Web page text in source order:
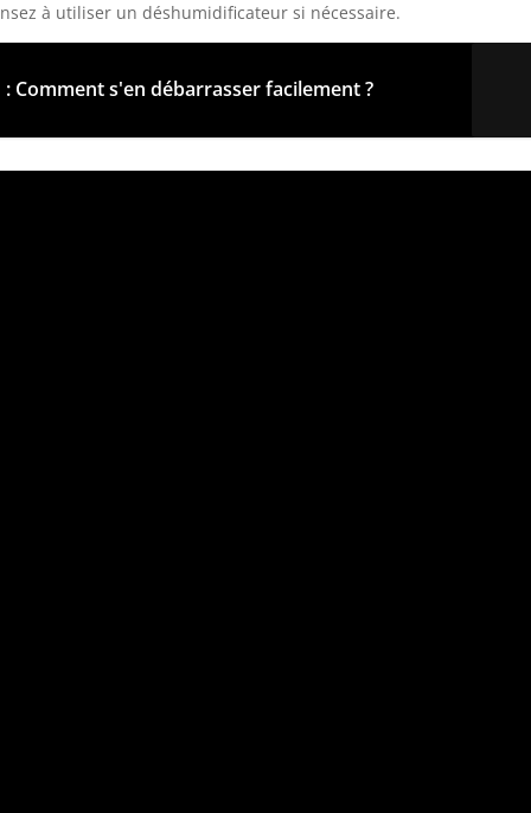
à utiliser un déshumidificateur si nécessaire.
Comment s'en débarrasser facilement ?